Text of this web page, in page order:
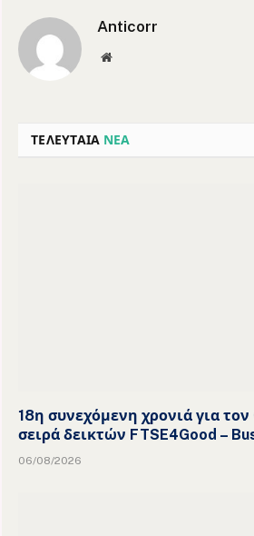
Anticorr
Website
ΤΕΛΕΥΤΑΙΑ ΝΕΑ
18η συνεχόμενη χρονιά για
σειρά δεικτών FTSE4Good –
06/08/2026